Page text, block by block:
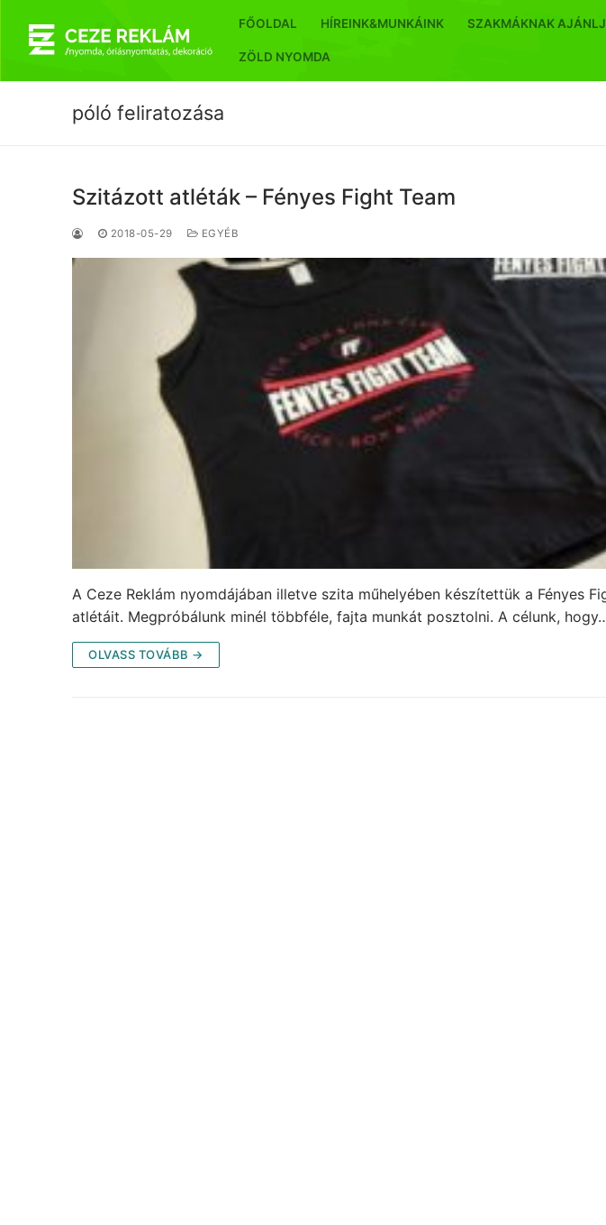
tartalomra
FŐOLDAL HÍREINK&MUNKÁINK SZAKMÁKNAK
ZÖLD NYOMDA
póló feliratozása
Szitázott atléták – Fényes Fight Team
2018-05-29 EGYÉB
A Ceze Reklám nyomdájában illetve szita műhelyében készítettük a Fényes
atlétáit. Megpróbálunk minél többféle, fajta munkát posztolni. A célunk,
OLVASS TOVÁBB →